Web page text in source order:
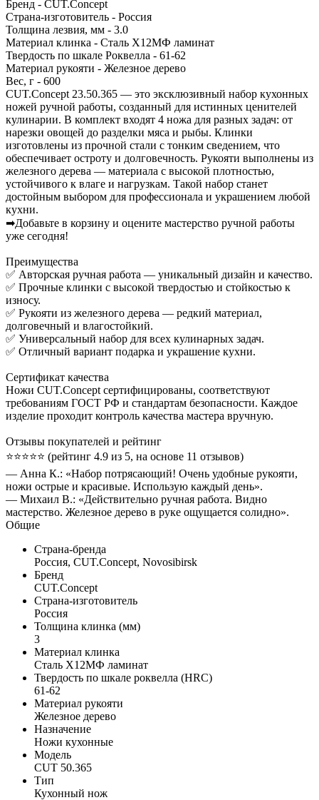
Бренд - CUT.Concept
Страна-изготовитель - Россия
Толщина лезвия, мм - 3.0
Материал клинка - Сталь Х12МФ ламинат
Твердость по шкале Роквелла - 61-62
Материал рукояти - Железное дерево
Вес, г - 600
CUT.Concept 23.50.365 — это эксклюзивный набор кухонных
ножей ручной работы, созданный для истинных ценителей
кулинарии. В комплект входят 4 ножа для разных задач: от
нарезки овощей до разделки мяса и рыбы. Клинки
изготовлены из прочной стали с тонким сведением, что
обеспечивает остроту и долговечность. Рукояти выполнены из
железного дерева — материала с высокой плотностью,
устойчивого к влаге и нагрузкам. Такой набор станет
достойным выбором для профессионала и украшением любой
кухни.
➡Добавьте в корзину и оцените мастерство ручной работы
уже сегодня!
Преимущества
✅ Авторская ручная работа — уникальный дизайн и качество.
✅ Прочные клинки с высокой твердостью и стойкостью к
износу.
✅ Рукояти из железного дерева — редкий материал,
долговечный и влагостойкий.
✅ Универсальный набор для всех кулинарных задач.
✅ Отличный вариант подарка и украшение кухни.
Сертификат качества
Ножи CUT.Concept сертифицированы, соответствуют
требованиям ГОСТ РФ и стандартам безопасности. Каждое
изделие проходит контроль качества мастера вручную.
Отзывы покупателей и рейтинг
⭐️⭐️⭐️⭐️⭐️ (рейтинг 4.9 из 5, на основе 11 отзывов)
— Анна К.: «Набор потрясающий! Очень удобные рукояти,
ножи острые и красивые. Использую каждый день».
— Михаил В.: «Действительно ручная работа. Видно
мастерство. Железное дерево в руке ощущается солидно».
Общие
Страна-бренда
Россия, CUT.Concept, Novosibirsk
Бренд
CUT.Concept
Страна-изготовитель
Россия
Толщина клинка (мм)
3
Материал клинка
Сталь Х12МФ ламинат
Твердость по шкале роквелла (HRC)
61-62
Материал рукояти
Железное дерево
Назначение
Ножи кухонные
Модель
CUT 50.365
Тип
Кухонный нож